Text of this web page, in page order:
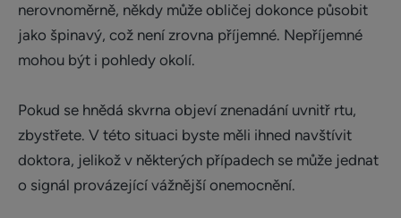
nerovnoměrně, někdy může obličej dokonce působit
jako špinavý, což není zrovna příjemné. Nepříjemné
mohou být i pohledy okolí.
Pokud se hnědá skvrna objeví znenadání uvnitř rtu,
zbystřete. V této situaci byste měli ihned navštívit
doktora, jelikož v některých případech se může jednat
o signál provázející vážnější onemocnění.